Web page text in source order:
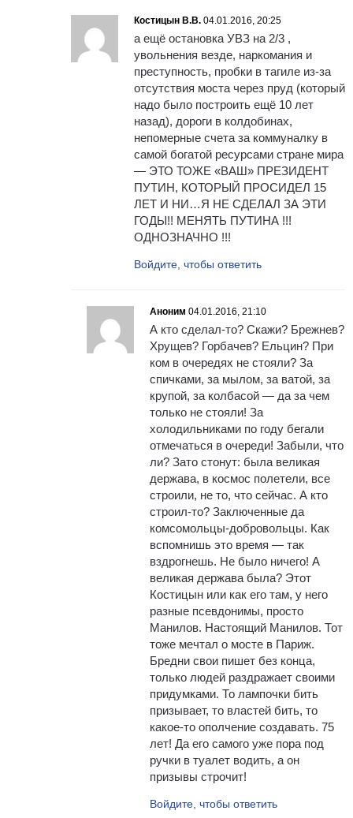
Костицын В.В. 04.01.2016, 20:25
а ещё остановка УВЗ на 2/3 ,
увольнения везде, наркомания и
преступность, пробки в тагиле из-за
отсутствия моста через пруд (который
надо было построить ещё 10 лет
назад), дороги в колдобинах,
непомерные счета за коммуналку в
самой богатой ресурсами стране мира
— ЭТО ТОЖЕ «ВАШ» ПРЕЗИДЕНТ
ПУТИН, КОТОРЫЙ ПРОСИДЕЛ 15
ЛЕТ И НИ…Я НЕ СДЕЛАЛ ЗА ЭТИ
ГОДЫ!! МЕНЯТЬ ПУТИНА !!!
ОДНОЗНАЧНО !!!
Войдите, чтобы ответить
Аноним 04.01.2016, 21:10
А кто сделал-то? Скажи? Брежнев?
Хрущев? Горбачев? Ельцин? При
ком в очередях не стояли? За
спичками, за мылом, за ватой, за
крупой, за колбасой — да за чем
только не стояли! За
холодильниками по году бегали
отмечаться в очереди! Забыли, что
ли? Зато стонут: была великая
держава, в космос полетели, все
строили, не то, что сейчас. А кто
строил-то? Заключенные да
комсомольцы-добровольцы. Как
вспомнишь это время — так
вздрогнешь. Не было ничего! А
великая держава была? Этот
Костицын или как его там, у него
разные псевдонимы, просто
Манилов. Настоящий Манилов. Тот
тоже мечтал о мосте в Париж.
Бредни свои пишет без конца,
только людей раздражает своими
придумками. То лампочки бить
призывает, то властей бить, то
какое-то ополчение создавать. 75
лет! Да его самого уже пора под
ручки в туалет водить, а он
призывы строчит!
Войдите, чтобы ответить